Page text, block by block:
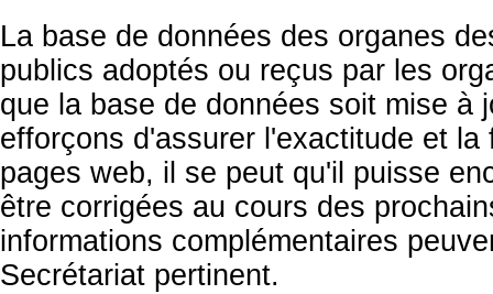
La base de données des organes
publics adoptés ou reçus par les
que la base de données soit mise à
efforçons d'assurer l'exactitude et
pages web, il se peut qu'il puisse
être corrigées au cours des
informations complémentaires
Secrétariat pertinent.